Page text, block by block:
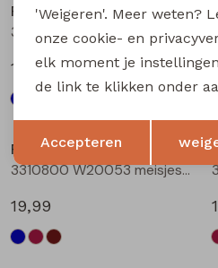
Persival
3310800 W20053 meisjes rok kort Marine
19,99
Persival
3310800 W20053 meisjes rok kort Bruin donker
19,99
Terug
'Weigeren'. Meer weten?
onze cookie- en
elk moment je
de link te klikken onder
Accepteren